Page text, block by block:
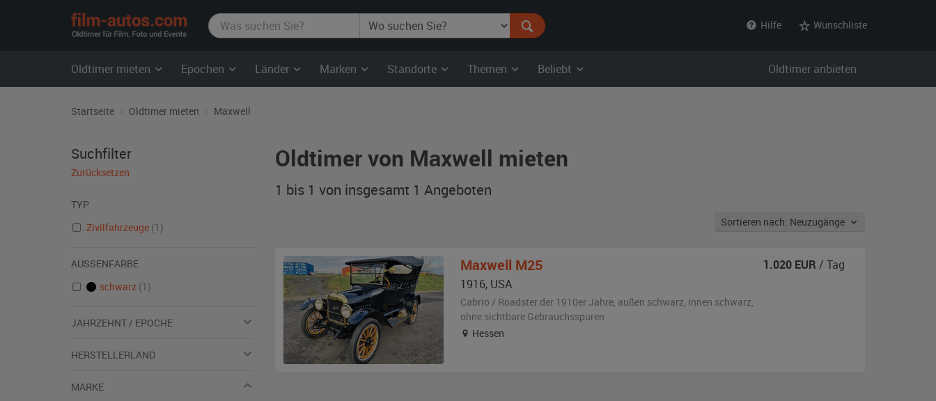
film-
autos.com
Hilfe Wunschliste
Oldtimer mieten Epochen Länder Marken Standorte Themen Beliebt Oldtimer anbieten
Startseite Oldtimer mieten Maxwell
Oldtimer von Maxwell mieten
1 bis 1 von insgesamt 1 Angeboten
Sortieren nach: Neuzugänge
Maxwell M25
1916, USA
Cabrio / Roadster der 1910er Jahre, außen schwarz, innen schwarz,
ohne sichtbare Gebrauchsspuren
Hessen
1.020 EUR / Tag
Suchfilter
Zurücksetzen
TYP
Zivilfahrzeuge (1)
AUSSENFARBE
schwarz (1)
JAHRZEHNT / EPOCHE
HERSTELLERLAND
MARKE